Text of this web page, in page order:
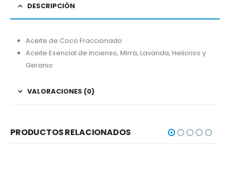
DESCRIPCIÓN
Aceite de Coco Fraccionado
Aceite Esencial de Incienso, Mirra, Lavanda, Helicriso y
Geranio
VALORACIONES (0)
PRODUCTOS RELACIONADOS